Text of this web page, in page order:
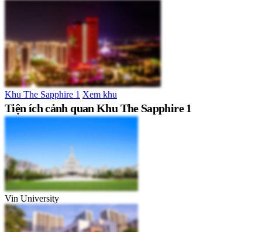
Khu The Sapphire 1 Xem khu
Tiện ích cảnh quan Khu The Sapphire 1
Vin University